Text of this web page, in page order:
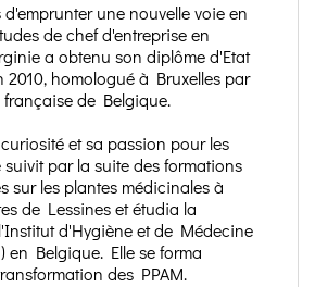
d'emprunter une nouvelle voie en
de chef d'entreprise en
a obtenu son diplôme d'Etat
2010, homologué à Bruxelles par
de Belgique.
et sa passion pour les
suivit par la suite des formations
sur les plantes médicinales à
de Lessines et étudia la
d'Hygiène et de Médecine
en Belgique. Elle se forma
des PPAM.